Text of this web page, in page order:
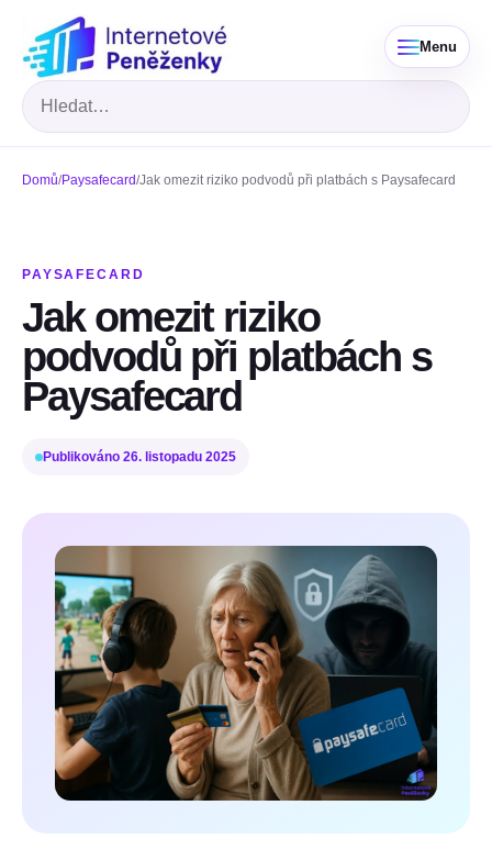
Menu
Hledat
Domů/Paysafecard/Jak omezit riziko podvodů při platbách s Paysafecard
PAYSAFECARD
Jak omezit riziko
podvodů při platbách s
Paysafecard
Publikováno 26. listopadu 2025